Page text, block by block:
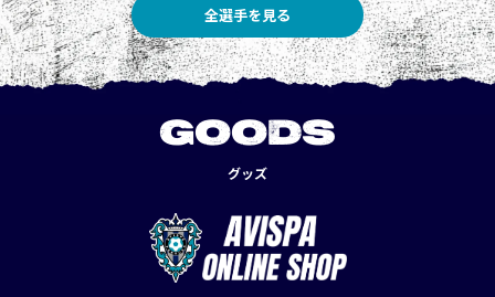
全選手を見る
GOODS
グッズ